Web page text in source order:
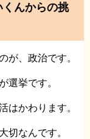
んからの挑
が、政治です。
選挙です。
はかわります。
切なんです。